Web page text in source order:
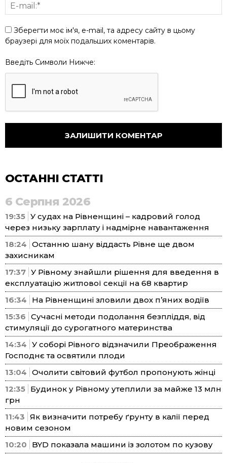
Зберегти моє ім'я, e-mail, та адресу сайту в цьому
браузері для моїх подальших коментарів.
Введіть Символи Нижче:
ОСТАННІ СТАТТІ
6 Серпня 2026
19:35 У судах на Рівненщині – кадровий голод
через низьку зарплату і надмірне навантаження
18:24 Останню шану віддасть Рівне ще двом
захисникам
17:37 У Рівному знайшли рішення для введення в
експлуатацію житлової секції на 68 квартир
16:34
На Рівненщині зловили двох п’яних водіїв
15:36 Сучасні методи подолання безпліддя, від
стимуляції до сурогатного материнства
14:34 У соборі Рівного відзначили Преображення
Господнє та освятили плоди
13:04 Очолити світовий футбол пропонують жінці
12:35 Будинок у Рівному утеплили за майже 13 млн
грн
11:43 Як визначити потребу ґрунту в калії перед
новим сезоном
10:20
BYD показала машини із золотом по кузову